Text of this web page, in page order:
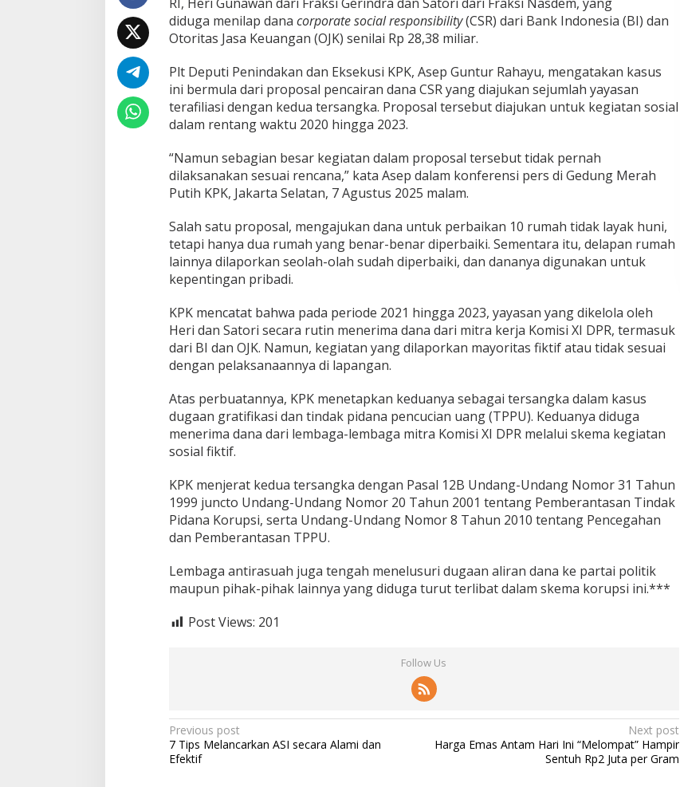
o
t
a
K
e
r
u
g
a
n
C
a
a
i
R
p
2
,
3
8
M
i
i
a
r
diduga menilap dana corporate social responsibility(CSR) dari Bank Indonesia (BI) dan
Otoritas Jasa Keuangan (OJK) senilai Rp 28,38 miliar.
Plt Deputi Penindakan dan Eksekusi KPK, Asep Guntur Rahayu, mengatakan kasus
ini bermula dari proposal pencairan dana CSR yang diajukan sejumlah yayasan
terafiliasi dengan kedua tersangka. Proposal tersebut diajukan untuk kegiatan sosial
dalam rentang waktu 2020 hingga 2023.
“Namun sebagian besar kegiatan dalam proposal tersebut tidak pernah
dilaksanakan sesuai rencana,” kata Asep dalam konferensi pers di Gedung Merah
Putih KPK, Jakarta Selatan, 7 Agustus 2025 malam.
Salah satu proposal, mengajukan dana untuk perbaikan 10 rumah tidak layak huni,
tetapi hanya dua rumah yang benar-benar diperbaiki. Sementara itu, delapan rumah
lainnya dilaporkan seolah-olah sudah diperbaiki, dan dananya digunakan untuk
kepentingan pribadi.
KPK mencatat bahwa pada periode 2021 hingga 2023, yayasan yang dikelola oleh
Heri dan Satori secara rutin menerima dana dari mitra kerja Komisi XI DPR, termasuk
dari BI dan OJK. Namun, kegiatan yang dilaporkan mayoritas fiktif atau tidak sesuai
dengan pelaksanaannya di lapangan.
Atas perbuatannya, KPK menetapkan keduanya sebagai tersangka dalam kasus
dugaan gratifikasi dan tindak pidana pencucian uang (TPPU). Keduanya diduga
menerima dana dari lembaga-lembaga mitra Komisi XI DPR melalui skema kegiatan
sosial fiktif.
KPK menjerat kedua tersangka dengan Pasal 12B Undang-Undang Nomor 31 Tahun
1999 juncto Undang-Undang Nomor 20 Tahun 2001 tentang Pemberantasan Tindak
Pidana Korupsi, serta Undang-Undang Nomor 8 Tahun 2010 tentang Pencegahan
dan Pemberantasan TPPU.
Lembaga antirasuah juga tengah menelusuri dugaan aliran dana ke partai politik
maupun pihak-pihak lainnya yang diduga turut terlibat dalam skema korupsi ini.***
Post Views: 201
Follow Us
P
o
Previous post
7 Tips Melancarkan ASI secara Alami dan
Efektif
Next post
Harga Emas Antam Hari Ini “Melompat” Hampir
Sentuh Rp2 Juta per Gram